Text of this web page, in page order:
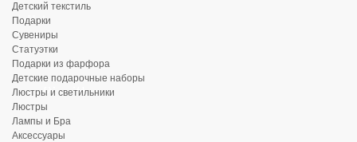
Детский текстиль
Подарки
Сувениры
Статуэтки
Подарки из фарфора
Детские подарочные наборы
Люстры и светильники
Люстры
Лампы и Бра
Аксессуары